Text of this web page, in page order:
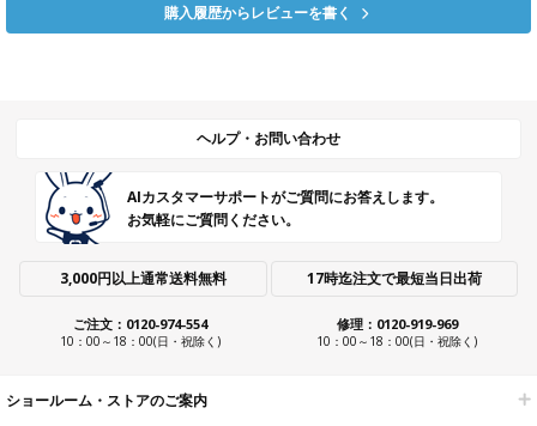
購入履歴からレビューを書く
ヘルプ・お問い合わせ
AIカスタマーサポートがご質問にお答えします。
お気軽にご質問ください。
3,000円以上通常送料無料 17時迄注文で最短当日出荷
ご注文：0120-974-554
10：00～18：00(日・祝除く)
修理：0120-919-969
10：00～18：00(日・祝除く)
ショールーム・ストアのご案内